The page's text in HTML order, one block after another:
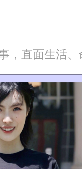
，直面生活